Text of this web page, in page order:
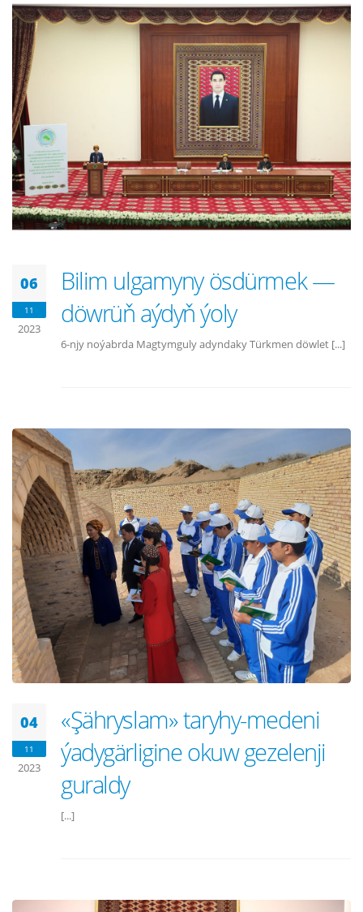
06
11
2023
Bilim ulgamyny ösdürmek —
döwrüň aýdyň ýoly
6-njy noýabrda Magtymguly adyndaky Türkmen döwlet [...]
04
11
2023
«Şähryslam» taryhy-medeni
ýadygärligine okuw gezelenji
guraldy
[...]